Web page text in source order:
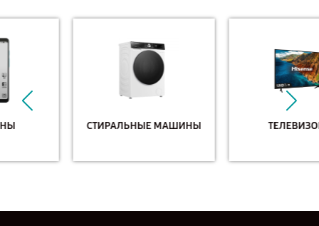
СТИРАЛЬНЫЕ МАШИНЫ ТЕЛЕВИЗОРЫ